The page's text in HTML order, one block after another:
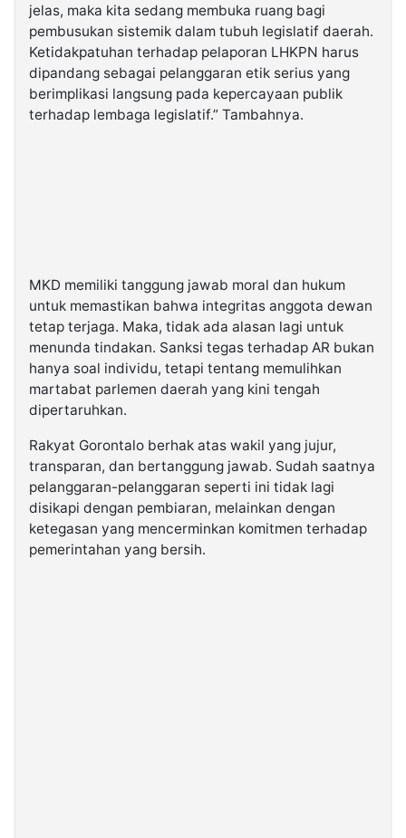
jelas, maka kita sedang membuka ruang bagi
pembusukan sistemik dalam tubuh legislatif daerah.
Ketidakpatuhan terhadap pelaporan LHKPN harus
dipandang sebagai pelanggaran etik serius yang
berimplikasi langsung pada kepercayaan publik
terhadap lembaga legislatif.” Tambahnya.
MKD memiliki tanggung jawab moral dan hukum
untuk memastikan bahwa integritas anggota dewan
tetap terjaga. Maka, tidak ada alasan lagi untuk
menunda tindakan. Sanksi tegas terhadap AR bukan
hanya soal individu, tetapi tentang memulihkan
martabat parlemen daerah yang kini tengah
dipertaruhkan.
Rakyat Gorontalo berhak atas wakil yang jujur,
transparan, dan bertanggung jawab. Sudah saatnya
pelanggaran-pelanggaran seperti ini tidak lagi
disikapi dengan pembiaran, melainkan dengan
ketegasan yang mencerminkan komitmen terhadap
pemerintahan yang bersih.